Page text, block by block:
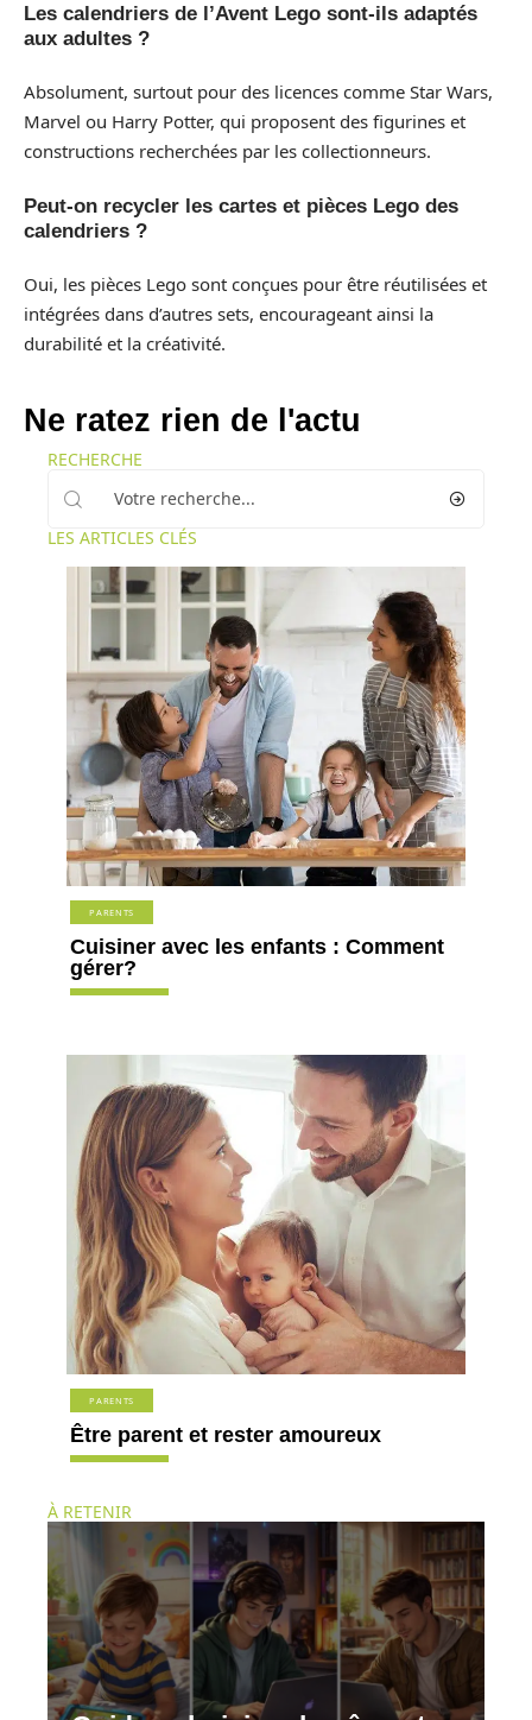
Les calendriers de l’Avent Lego sont-ils adaptés
aux adultes ?
Absolument, surtout pour des licences comme Star Wars,
Marvel ou Harry Potter, qui proposent des figurines et
constructions recherchées par les collectionneurs.
Peut-on recycler les cartes et pièces Lego des
calendriers ?
Oui, les pièces Lego sont conçues pour être réutilisées et
intégrées dans d’autres sets, encourageant ainsi la
durabilité et la créativité.
Ne ratez rien de l'actu
RECHERCHE
LES ARTICLES CLÉS
PARENTS
Cuisiner avec les enfants : Comment
gérer?
PARENTS
Être parent et rester amoureux
À RETENIR